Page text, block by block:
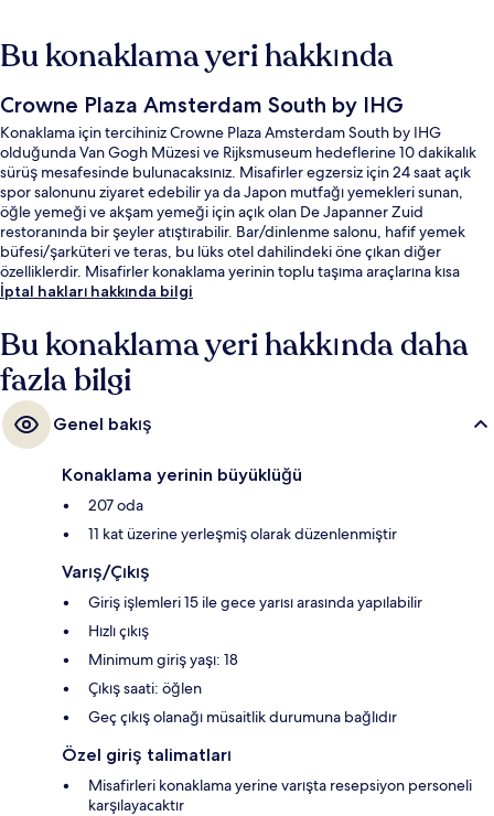
Bu konaklama yeri hakkında
Crowne Plaza Amsterdam South by IHG
Konaklama için tercihiniz Crowne Plaza Amsterdam South by IHG
olduğunda Van Gogh Müzesi ve Rijksmuseum hedeflerine 10 dakikalık
sürüş mesafesinde bulunacaksınız. Misafirler egzersiz için 24 saat açık
spor salonunu ziyaret edebilir ya da Japon mutfağı yemekleri sunan,
öğle yemeği ve akşam yemeği için açık olan De Japanner Zuid
restoranında bir şeyler atıştırabilir. Bar/dinlenme salonu, hafif yemek
büfesi/şarküteri ve teras, bu lüks otel dahilindeki öne çıkan diğer
özelliklerdir. Misafirler konaklama yerinin toplu taşıma araçlarına kısa
yürüme mesafesinde olmasını seviyor: Boelelaan - Vrije Universiteit
mesafede.
İptal hakları hakkında bilgi
Bu konaklama yeri hakkında daha
fazla bilgi
Genel bakış
Konaklama yerinin büyüklüğü
207 oda
11 kat üzerine yerleşmiş olarak düzenlenmiştir
Varış/Çıkış
Giriş işlemleri 15 ile gece yarısı arasında yapılabilir
Hızlı çıkış
Minimum giriş yaşı: 18
Çıkış saati: öğlen
Geç çıkış olanağı müsaitlik durumuna bağlıdır
Özel giriş talimatları
Misafirleri konaklama yerine varışta resepsiyon personeli
karşılayacaktır